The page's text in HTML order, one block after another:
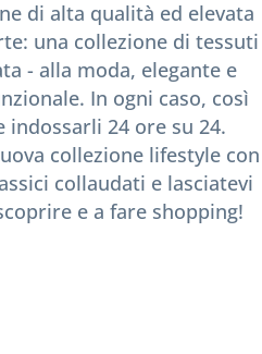
di alta qualità ed elevata
una collezione di tessuti
- alla moda, elegante e
In ogni caso, così
24 ore su 24.
collezione lifestyle con
collaudati e lasciatevi
e a fare shopping!